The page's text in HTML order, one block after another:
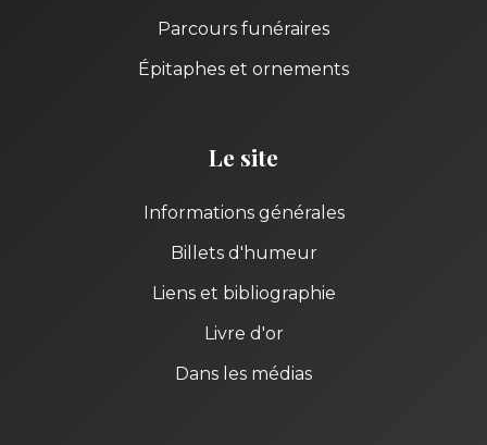
Parcours funéraires
Épitaphes et ornements
Le site
Informations générales
Billets d'humeur
Liens et bibliographie
Livre d'or
Dans les médias